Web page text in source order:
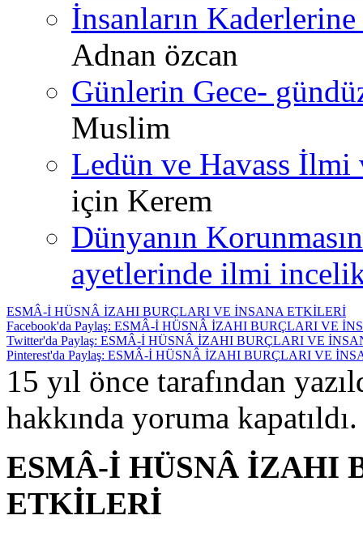
İnsanların
Adnan özcan
Günlerin Gece-
Muslim
Ledün ve Havass İlmi
için Kerem
Dünyanın
ayetlerinde ilmi
ESMÂ-İ HÜSNÂ İZAHI BURÇLARI VE İNSANA ETKİLERİ
Facebook'da Paylaş: ESMÂ-İ HÜSNÂ İZAHI BURÇLARI VE
Twitter'da Paylaş: ESMÂ-İ HÜSNÂ İZAHI BURÇLARI VE
Pinterest'da Paylaş: ESMÂ-İ HÜSNÂ İZAHI BURÇLARI VE
15 yıl önce tarafından
hakkında yoruma kapatıldı.
ESMÂ-İ HÜSNÂ İZAHI
ETKİLERİ